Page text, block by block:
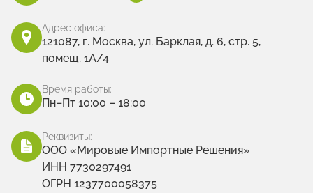
Адрес офиса:
121087, г. Москва, ул. Барклая, д. 6, стр. 5,
помещ. 1А/4
Время работы:
Пн–Пт 10:00 – 18:00
Реквизиты:
ООО «Мировые Импортные Решения»
ИНН 7730297491
ОГРН 1237700058375